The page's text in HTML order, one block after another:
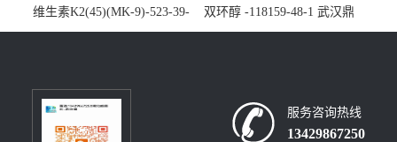
维生素K2(45)(MK-9)-523-39-
7-武汉鼎信通药业大量现货供
双环醇 -118159-48-1 武汉鼎
信通药业大量现货供应
服务咨询热线
13429867250